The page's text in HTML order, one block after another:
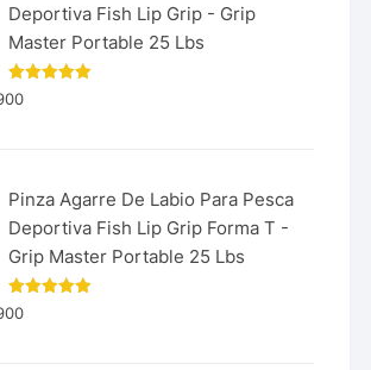
Deportiva Fish Lip Grip - Grip
Master Portable 25 Lbs
Valorado
con
Pinza Agarre De Labio Para Pesca
Deportiva Fish Lip Grip Forma T -
Grip Master Portable 25 Lbs
Valorado
con